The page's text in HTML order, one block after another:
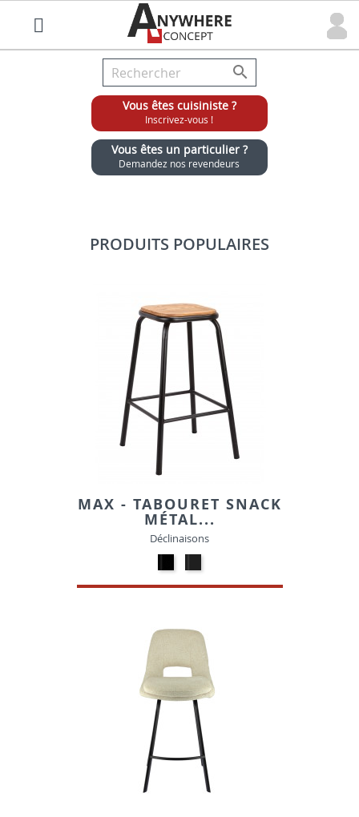

Vous êtes cuisiniste ?
Inscrivez-vous !
Vous êtes un particulier ?
Demandez nos revendeurs
PRODUITS POPULAIRES
MAX - TABOURET SNACK
MÉTAL...
Déclinaisons
-
Noir
-
Gris